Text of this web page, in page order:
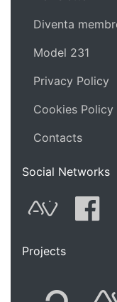
Diventa
Model 231
Privacy Policy
Cookies Policy
Contacts
Social Networks
AVnode
Projects